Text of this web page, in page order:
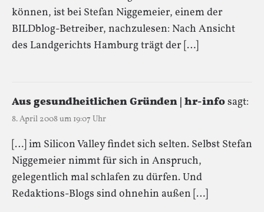
können, ist bei Stefan Niggemeier, einem der
BILDblog-Betreiber, nachzulesen: Nach Ansicht
des Landgerichts Hamburg trägt der […]
Aus gesundheitlichen Gründen | hr-infosagt:
8. April 2008 um 19:07 Uhr
[…] im Silicon Valley findet sich selten. Selbst Stefan
Niggemeier nimmt für sich in Anspruch,
gelegentlich mal schlafen zu dürfen. Und
Redaktions-Blogs sind ohnehin außen […]